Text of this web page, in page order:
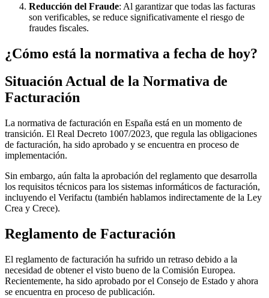
Reducción del Fraude: Al garantizar que todas las facturas
son verificables, se reduce significativamente el riesgo de
fraudes fiscales.
¿Cómo está la normativa a fecha de hoy?
Situación Actual de la Normativa de
Facturación
La normativa de facturación en España está en un momento de
transición. El Real Decreto 1007/2023, que regula las obligaciones
de facturación, ha sido aprobado y se encuentra en proceso de
implementación.
Sin embargo, aún falta la aprobación del reglamento que desarrolla
los requisitos técnicos para los sistemas informáticos de facturación,
incluyendo el Verifactu (también hablamos indirectamente de la Ley
Crea y Crece).
Reglamento de Facturación
El reglamento de facturación ha sufrido un retraso debido a la
necesidad de obtener el visto bueno de la Comisión Europea.
Recientemente, ha sido aprobado por el Consejo de Estado y ahora
se encuentra en proceso de publicación.